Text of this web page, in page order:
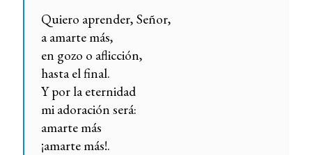
Quiero aprender, Señor,
a amarte más,
en gozo o aflicción,
hasta el final.
Y por la eternidad
mi adoración será:
amarte más
¡amarte más!.